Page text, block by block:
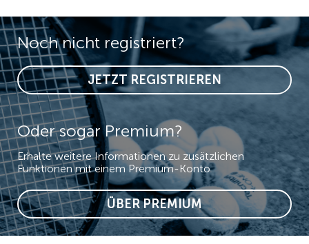
Noch nicht registriert?
JETZT REGISTRIEREN
Oder sogar Premium?
Erhalte weitere Informationen zu zusätzlichen
Funktionen mit einem Premium-Konto
ÜBER PREMIUM